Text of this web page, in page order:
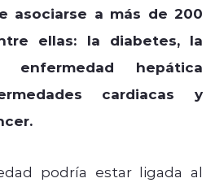
asociarse a más de 200
ellas: la diabetes, la
enfermedad hepática
cardiacas y
podría estar ligada al